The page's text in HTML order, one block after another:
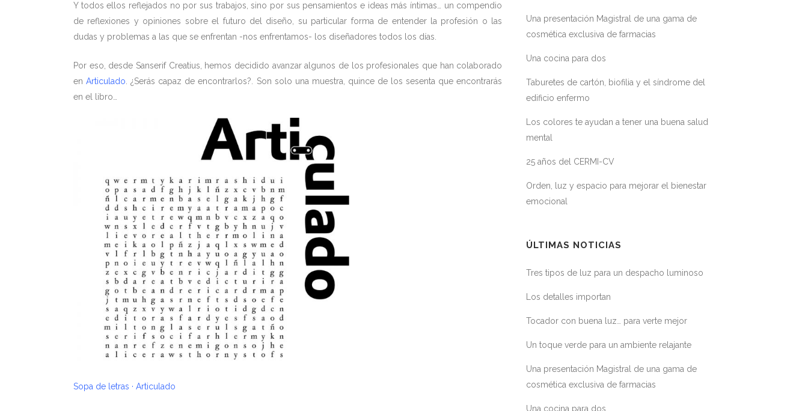
Y todos ellos reflejados no por sus trabajos, sino por sus pensamientos e ideas más íntimas… un compendio
de reflexiones y opiniones sobre el futuro del diseño, su particular forma de entender la profesión o las
dudas y problemas a las que se enfrentan -nos enfrentamos- los diseñadores todos los días.
Por eso, desde Sanserif Creatius, hemos decidido avanzar algunos de los profesionales que han colaborado
enArticulado . ¿Serás capaz de encontrarlos?. Son solo una muestra, quince de los sesenta que encontrarás
en el libro…
Sopa de letras · Articulado
Una presentación Magistral de una gama de
cosmética exclusiva de farmacias
Una cocina para dos
Taburetes de cartón, biofilia y el síndrome del
edificio enfermo
Los colores te ayudan a tener una buena salud
mental
25 años del CERMI-CV
Orden, luz y espacio para mejorar el bienestar
emocional
ÚLTIMAS NOTICIAS
Tres tipos de luz para un despacho luminoso
Los detalles importan
Tocador con buena luz… para verte mejor
Un toque verde para un ambiente relajante
Una presentación Magistral de una gama de
cosmética exclusiva de farmacias
Una cocina para dos